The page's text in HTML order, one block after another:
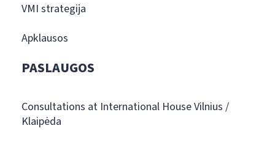
VMI strategija
Apklausos
PASLAUGOS
Consultations at International House Vilnius /
Klaipėda